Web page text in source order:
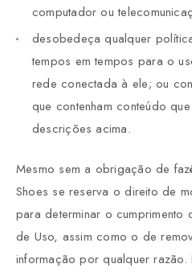
computador ou
desobedeça qualquer
tempos em tempos para o
rede conectada à ele; ou
que contenham conteúdo
descrições acima.
Mesmo sem a obrigação de
Shoes se reserva o direito de
para determinar o cumprimento
de Uso, assim como o de
informação por qualquer